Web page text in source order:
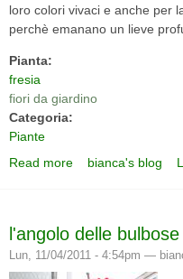
loro colori vivaci e anche per
perchè emanano un lieve
Pianta:
fresia
fiori da giardino
Categoria:
Piante
Read more about l'angolo delle
bianca's blog
l'angolo delle bulbose
Lun, 11/04/2011 - 4:54pm —